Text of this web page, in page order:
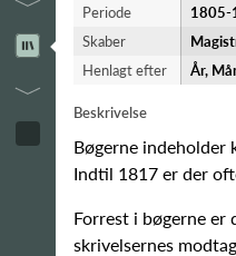
Periode
1805-​
Skaber
Henlagt efter
År,
Beskrivelse
Bøgerne indeholder
Indtil 1817 er der
Forrest i bøgerne
skrivelsernes